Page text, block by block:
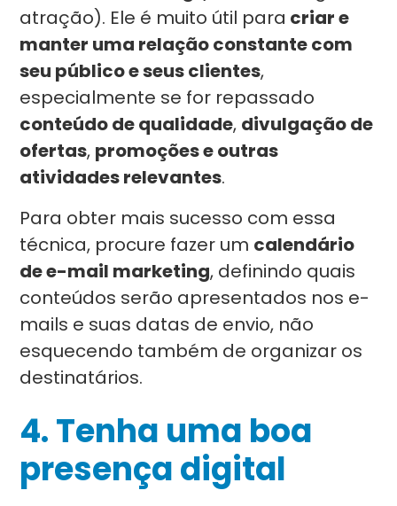
atração). Ele é muito útil para criar e
manter uma relação constante com
seu público e seus clientes,
especialmente se for repassado
conteúdo de qualidade, divulgação de
ofertas, promoções e outras
atividades relevantes.
Para obter mais sucesso com essa
técnica, procure fazer um calendário
de e-mail marketing, definindo quais
conteúdos serão apresentados nos e-
mails e suas datas de envio, não
esquecendo também de organizar os
destinatários.
4.Tenha uma boa
presença digital